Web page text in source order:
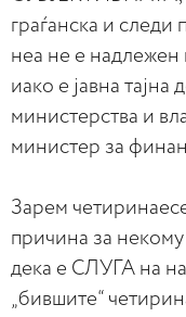
граѓанска и следи
неа не е надлежен
иако е јавна тајна
министерства и
министер за
Зарем
причина за
дека е СЛУГА на
„бившите“